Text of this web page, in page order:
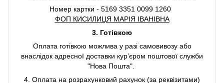
Номер картки - 5169 3351 0099 1260
ФОП КИСИЛИЦЯ МАРІЯ ІВАНІВНА
3. Готівкою
Оплата готівкою можлива у разі самовивозу або
внаслідок адресної доставки курʼєром поштової служби
"Нова Пошта".
4. Оплата на розрахунковий рахунок (за реквізитами)